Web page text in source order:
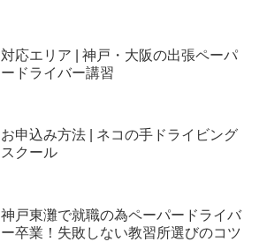
対応エリア | 神戸・大阪の出張ペーパ
ードライバー講習
お申込み方法 | ネコの手ドライビング
スクール
神戸東灘で就職の為ペーパードライバ
ー卒業！失敗しない教習所選びのコツ